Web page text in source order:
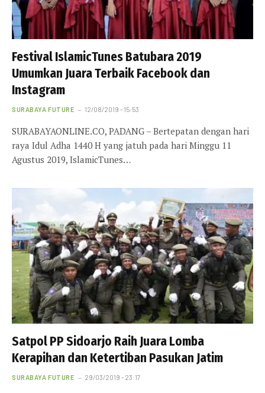
Festival IslamicTunes Batubara 2019
Umumkan Juara Terbaik Facebook dan
Instagram
SURABAYA FUTURE 12/08/2019 - 15:53
SURABAYAONLINE.CO, PADANG – Bertepatan dengan hari
raya Idul Adha 1440 H yang jatuh pada hari Minggu 11
Agustus 2019, IslamicTunes…
Satpol PP Sidoarjo Raih Juara Lomba
Kerapihan dan Ketertiban Pasukan Jatim
SURABAYA FUTURE 29/03/2019 - 23:17